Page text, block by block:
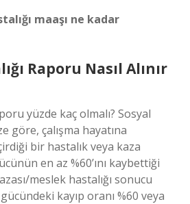
maaşı ne kadar
Raporu Nasıl Alınır
yüzde kaç olmalı? Sosyal
göre, çalışma hayatına
bir hastalık veya kaza
en az %60’ını kaybettiği
meslek hastalığı sonucu
kayıp oranı %60 veya